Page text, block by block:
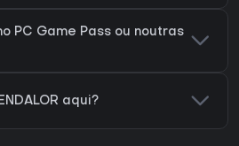
PC Game Pass ou noutras
aqui?